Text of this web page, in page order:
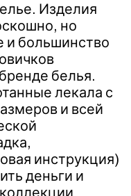
Изделия
но
и большинство
белья.
лекала с
и всей
инструкция)
деньги и